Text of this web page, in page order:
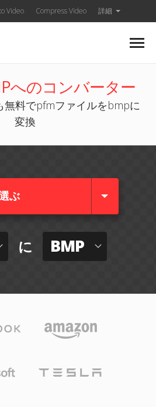
Video Compress Video 詳細
へのコンバーター
無料でpfmファイルをbmpに
変換
ぶ
に BMP